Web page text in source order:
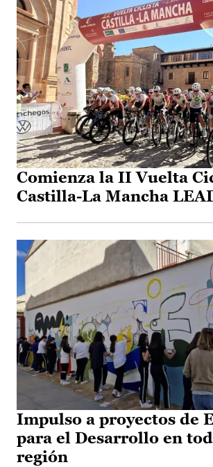
Comienza la II Vuelta
Castilla-La Mancha
Impulso a proyectos de
para el Desarrollo en
región